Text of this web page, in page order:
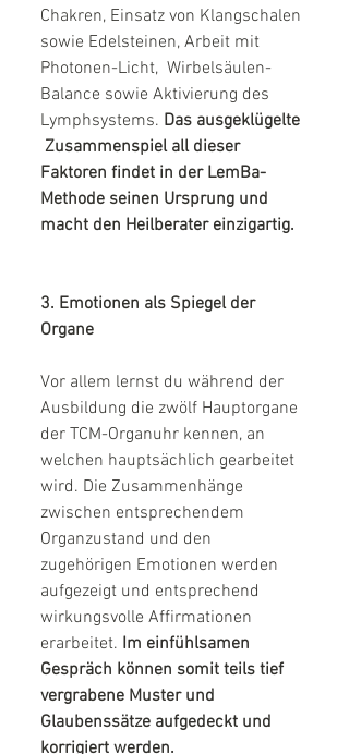
Chakren, Einsatz von Klangschalen
sowie Edelsteinen, Arbeit mit
Photonen-Licht,  Wirbelsäulen-
Balance sowie Aktivierung des
Lymphsystems. Das ausgeklügelte
Zusammenspiel all dieser
Faktoren findet in der LemBa-
Methode seinen Ursprung und
macht den Heilberater einzigartig.
3. Emotionen als Spiegel der
Organe
Vor allem lernst du während der
Ausbildung die zwölf Hauptorgane
der TCM-Organuhr kennen, an
welchen hauptsächlich gearbeitet
wird. Die Zusammenhänge
zwischen entsprechendem
Organzustand und den
zugehörigen Emotionen werden
aufgezeigt und entsprechend
wirkungsvolle Affirmationen
erarbeitet. Im einfühlsamen
Gespräch können somit teils tief
vergrabene Muster und
Glaubenssätze aufgedeckt und
korrigiert werden.